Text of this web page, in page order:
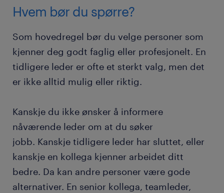
Hvem bør du spørre?
Som hovedregel bør du velge personer som
kjenner deg godt faglig eller profesjonelt. En
tidligere leder er ofte et sterkt valg, men det
er ikke alltid mulig eller riktig.
Kanskje du ikke ønsker å informere
nåværende leder om at du søker
jobb. Kanskje tidligere leder har sluttet, eller
kanskje en kollega kjenner arbeidet ditt
bedre. Da kan andre personer være gode
alternativer. En senior kollega, teamleder,